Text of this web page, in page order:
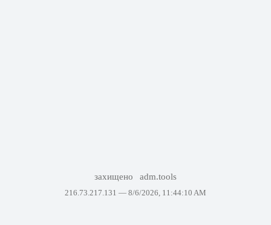
захищено adm.tools
216.73.217.131 — 8/6/2026, 11:44:10 AM